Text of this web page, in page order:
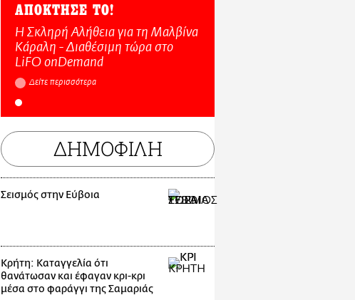
ΑΠΟΚΤΗΣΕ ΤΟ!
Η Σκληρή Αλήθεια για τη Μαλβίνα
Κάραλη - Διαθέσιμη τώρα στo
LiFO onDemand
Δείτε περισσότερα
ΔΗΜΟΦΙΛΗ
Σεισμός στην Εύβοια
Κρήτη: Καταγγελία ότι
θανάτωσαν και έφαγαν κρι-κρι
μέσα στο φαράγγι της Σαμαριάς